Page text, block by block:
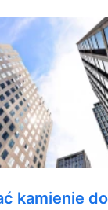
kamienie